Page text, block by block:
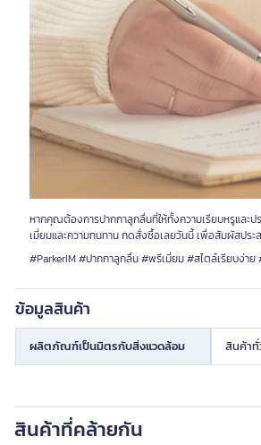
หากคุณต้องการปากกาลูกลื่นที่ให้ทั้งความเรียบหรูและ
เมี่ยมและความทนทาน กดสั่งซื้อเลยวันนี้ เพื่อสัมผัสปร
#ParkerIM #ปากกาลูกลื่น #พรีเมี่ยม #สไตล์เรียบง่า
ข้อมูลสินค้า
ผลิตภัณฑ์เป็นมิตรกับสิ่งแวดล้อม สินค้าทั่
สินค้าที่คล้ายกัน